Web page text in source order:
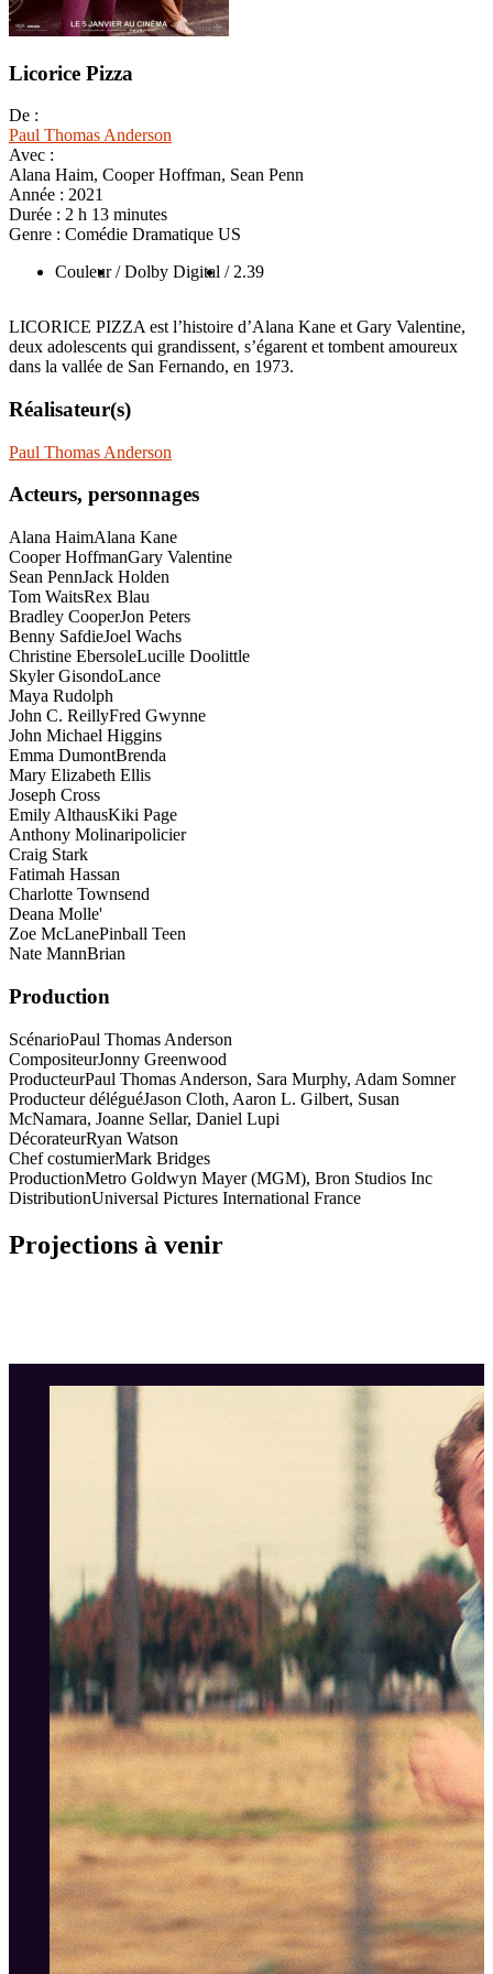
Licorice Pizza
De :
Paul Thomas Anderson
Avec :
Alana Haim, Cooper Hoffman, Sean Penn
Année : 2021
Durée : 2 h 13 minutes
Genre : Comédie Dramatique US
Couleur / Dolby Digital / 2.39
LICORICE PIZZA est l’histoire d’Alana Kane et Gary Valentine,
deux adolescents qui grandissent, s’égarent et tombent amoureux
dans la vallée de San Fernando, en 1973.
Réalisateur(s)
Paul Thomas Anderson
Acteurs, personnages
Alana HaimAlana Kane
Cooper HoffmanGary Valentine
Sean PennJack Holden
Tom WaitsRex Blau
Bradley CooperJon Peters
Benny SafdieJoel Wachs
Christine EbersoleLucille Doolittle
Skyler GisondoLance
Maya Rudolph
John C. ReillyFred Gwynne
John Michael Higgins
Emma DumontBrenda
Mary Elizabeth Ellis
Joseph Cross
Emily AlthausKiki Page
Anthony Molinaripolicier
Craig Stark
Fatimah Hassan
Charlotte Townsend
Deana Molle'
Zoe McLanePinball Teen
Nate MannBrian
Production
ScénarioPaul Thomas Anderson
CompositeurJonny Greenwood
ProducteurPaul Thomas Anderson, Sara Murphy, Adam Somner
Producteur déléguéJason Cloth, Aaron L. Gilbert, Susan
McNamara, Joanne Sellar, Daniel Lupi
DécorateurRyan Watson
Chef costumierMark Bridges
ProductionMetro Goldwyn Mayer (MGM), Bron Studios Inc
DistributionUniversal Pictures International France
Projections à venir